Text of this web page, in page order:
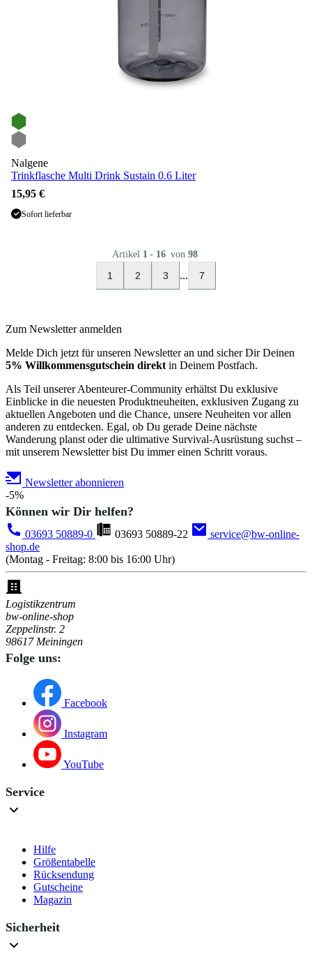
Nalgene
Trinkflasche Multi Drink Sustain 0.6 Liter
15,95 €
Sofort lieferbar
Artikel 1 - 16 von 98
1 2 3 ... 7
Zum Newsletter anmelden
Melde Dich jetzt für unseren Newsletter an und sicher Dir Deinen
5% Willkommensgutschein direkt in Deinem Postfach.
Als Teil unserer Abenteurer-Community erhältst Du exklusive
Einblicke in die neuesten Produktneuheiten, exklusiven Zugang zu
aktuellen Angeboten und die Chance, unsere Neuheiten vor allen
anderen zu entdecken. Egal, ob Du gerade Deine nächste
Wanderung planst oder die ultimative Survival-Ausrüstung suchst –
mit unserem Newsletter bist Du immer einen Schritt voraus.
Newsletter abonnieren
-5%
Können wir Dir helfen?
03693 50889-0 03693 50889-22
service@bw-online-
shop.de
(Montag - Freitag: 8:00 bis 16:00 Uhr)
Logistikzentrum
bw-online-shop
Zeppelinstr. 2
98617 Meiningen
Folge uns:
Facebook
Instagram
YouTube
Service
Hilfe
Größentabelle
Rücksendung
Gutscheine
Magazin
Sicherheit